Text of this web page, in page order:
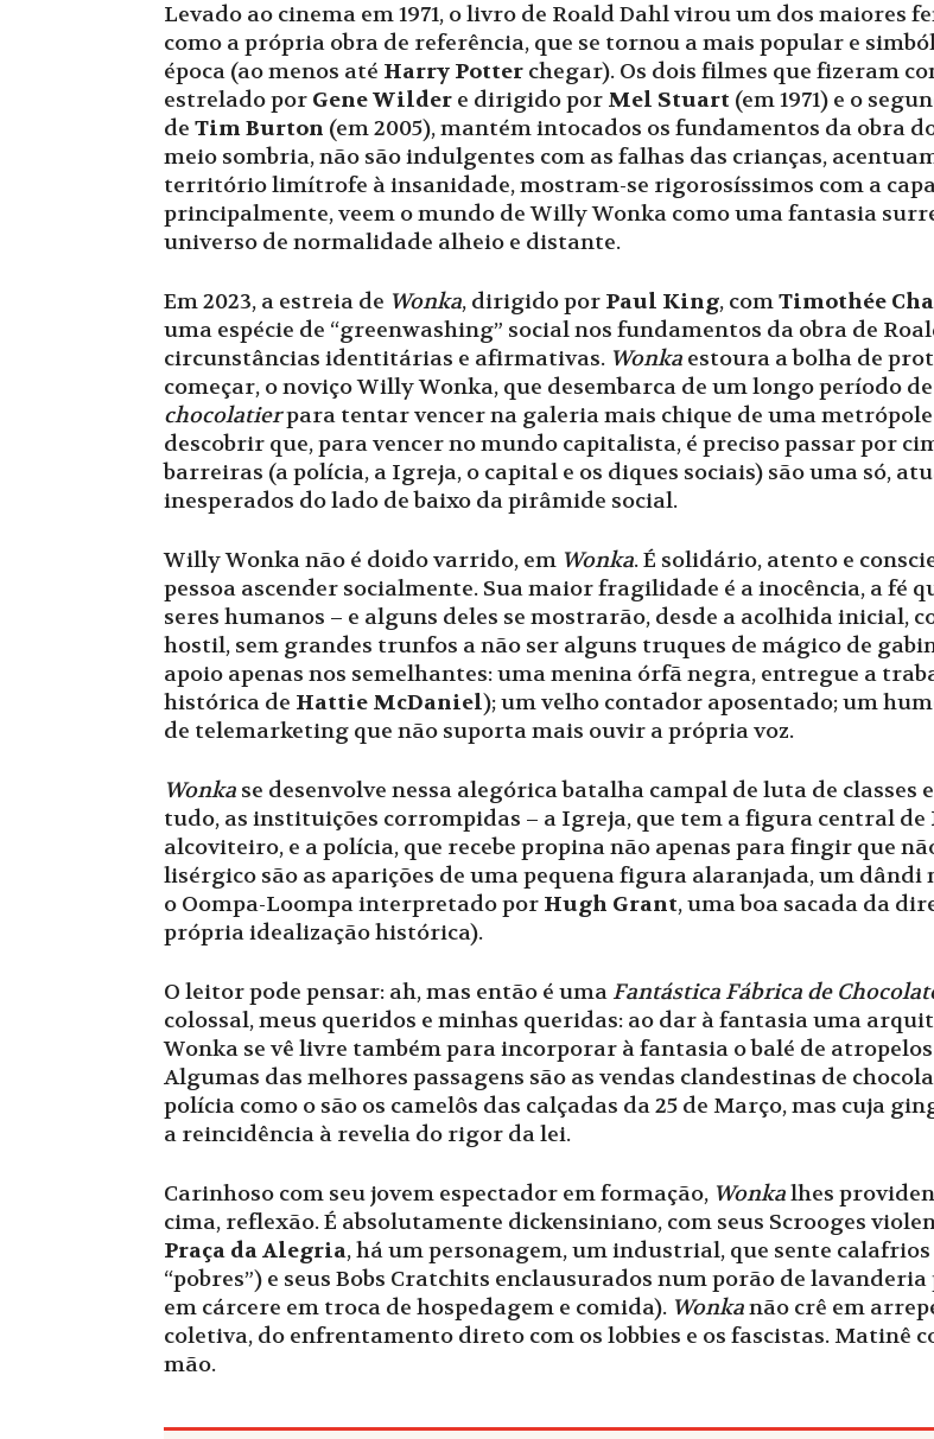
Levado ao cinema em 1971, o livro de Roald Dahl virou um dos
como a própria obra de referência, que se tornou a mais popular e
época (ao menos até Harry Potter chegar). Os dois filmes que fizeram
estrelado por Gene Wilder e dirigido por Mel Stuart (em 1971) e o
de Tim Burton (em 2005), mantém intocados os fundamentos da obra
meio sombria, não são indulgentes com as falhas das crianças,
território limítrofe à insanidade, mostram-se rigorosíssimos com a
principalmente, veem o mundo de Willy Wonka como uma fantasia
universo de normalidade alheio e distante.
Em 2023, a estreia de Wonka, dirigido por Paul King, comTimothée
uma espécie de “greenwashing” social nos fundamentos da obra de
circunstâncias identitárias e afirmativas. Wonka estoura a bolha de
começar, o noviço Willy Wonka, que desembarca de um longo período
chocolatierpara tentar vencer na galeria mais chique de uma
descobrir que, para vencer no mundo capitalista, é preciso passar por
barreiras (a polícia, a Igreja, o capital e os diques sociais) são uma só,
inesperados do lado de baixo da pirâmide social.
Willy Wonka não é doido varrido, em Wonka. É solidário, atento e
pessoa ascender socialmente. Sua maior fragilidade é a inocência, a fé
seres humanos – e alguns deles se mostrarão, desde a acolhida
hostil, sem grandes trunfos a não ser alguns truques de mágico de
apoio apenas nos semelhantes: uma menina órfã negra, entregue a
histórica de Hattie McDaniel); um velho contador aposentado; um
de telemarketing que não suporta mais ouvir a própria voz.
Wonka se desenvolve nessa alegórica batalha campal de luta de
tudo, as instituições corrompidas – a Igreja, que tem a figura central de
alcoviteiro, e a polícia, que recebe propina não apenas para fingir que
lisérgico são as aparições de uma pequena figura alaranjada, um
o Oompa-Loompa interpretado por Hugh Grant, uma boa sacada da
própria idealização histórica).
O leitor pode pensar: ah, mas então é uma Fantástica Fábrica de
colossal, meus queridos e minhas queridas: ao dar à fantasia uma
Wonka se vê livre também para incorporar à fantasia o balé de
Algumas das melhores passagens são as vendas clandestinas de
polícia como o são os camelôs das calçadas da 25 de Março, mas cuja
a reincidência à revelia do rigor da lei.
Carinhoso com seu jovem espectador em formação, Wonkalhes
cima, reflexão. É absolutamente dickensiniano, com seus Scrooges
Praça da Alegria, há um personagem, um industrial, que sente
“pobres”) e seus Bobs Cratchits enclausurados num porão de
em cárcere em troca de hospedagem e comida). Wonkanão crê em
coletiva, do enfrentamento direto com os lobbies e os fascistas. Matinê
mão.